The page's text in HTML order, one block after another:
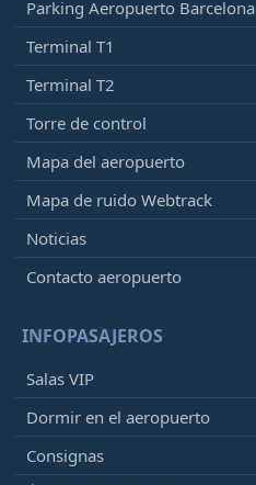
Parking Aeropuerto Barcelona
Terminal T1
Terminal T2
Torre de control
Mapa del aeropuerto
Mapa de ruido Webtrack
Noticias
Contacto aeropuerto
INFOPASAJEROS
Salas VIP
Dormir en el aeropuerto
Consignas